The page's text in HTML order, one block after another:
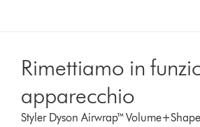
Rimettiamo in
apparecchio
Styler Dyson Airwrap™ Volume+Shape